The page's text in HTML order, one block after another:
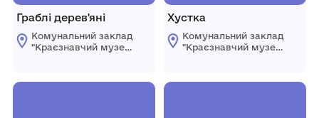
Граблі дерев'яні
Комунальний заклад
"Краєзнавчий музей
Хустка
Комунальний заклад
"Краєзнавчий музей